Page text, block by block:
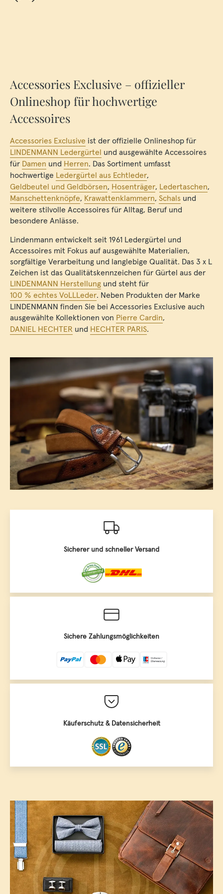
Accessories Exclusive – offizieller
Onlineshop für hochwertige
Accessoires
Accessories Exclusive ist der offizielle Onlineshop für
LINDENMANN Ledergürtel und ausgewählte Accessoires
für Damen und Herren. Das Sortiment umfasst
hochwertige Ledergürtel aus Echtleder,
Geldbeutel und Geldbörsen, Hosenträger, Ledertaschen,
Manschettenknöpfe, Krawattenklammern, Schals und
weitere stilvolle Accessoires für Alltag, Beruf und
besondere Anlässe.
Lindenmann entwickelt seit 1961 Ledergürtel und
Accessoires mit Fokus auf ausgewählte Materialien,
sorgfältige Verarbeitung und langlebige Qualität. Das 3 x L
Zeichen ist das Qualitätskennzeichen für Gürtel aus der
LINDENMANN Herstellung und steht für
100 % echtes VoLLLeder. Neben Produkten der Marke
LINDENMANN finden Sie bei Accessories Exclusive auch
ausgewählte Kollektionen von Pierre Cardin,
DANIEL HECHTER und HECHTER PARIS.
Sicherer und schneller Versand
Sichere Zahlungsmöglichkeiten
Käuferschutz & Datensicherheit